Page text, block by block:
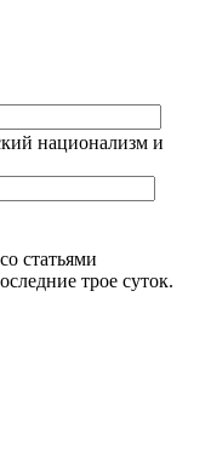
национализм и
статьями
трое суток.